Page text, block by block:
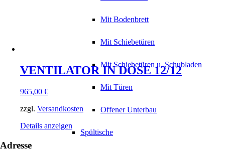
Mit Bodenbrett
Mit Schiebetüren
Mit Schiebetüren u. Schubladen
Mit Türen
Offener Unterbau
Spültische
VENTILATOR IN DOSE 12/12
965,00 €
zzgl. Versandkosten
Details anzeigen
Adresse